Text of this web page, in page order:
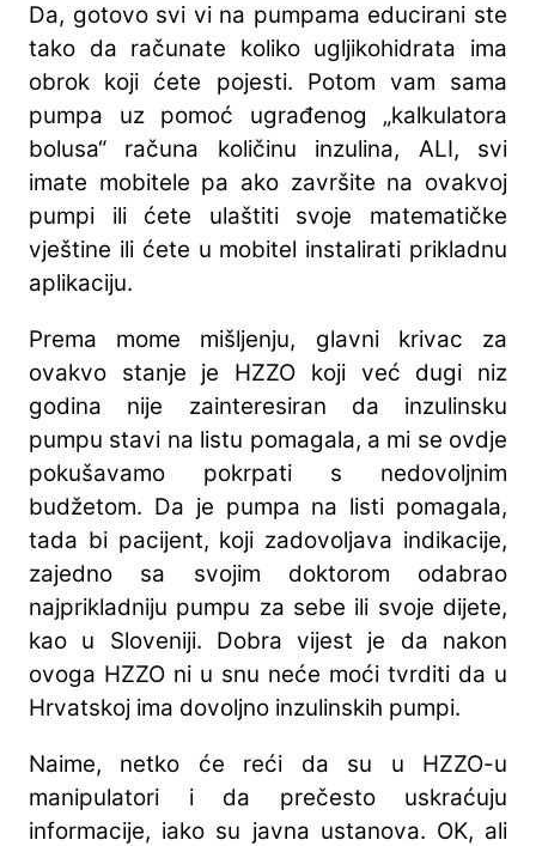
Da, gotovo svi vi na pumpama educirani ste
tako da računate koliko ugljikohidrata ima
obrok koji ćete pojesti. Potom vam sama
pumpa uz pomoć ugrađenog „kalkulatora
bolusa“ računa količinu inzulina, ALI, svi
imate mobitele pa ako završite na ovakvoj
pumpi ili ćete ulaštiti svoje matematičke
vještine ili ćete u mobitel instalirati prikladnu
aplikaciju.
Prema mome mišljenju, glavni krivac za
ovakvo stanje je HZZO koji već dugi niz
godina nije zainteresiran da inzulinsku
pumpu stavi na listu pomagala, a mi se ovdje
pokušavamo pokrpati s nedovoljnim
budžetom. Da je pumpa na listi pomagala,
tada bi pacijent, koji zadovoljava indikacije,
zajedno sa svojim doktorom odabrao
najprikladniju pumpu za sebe ili svoje dijete,
kao u Sloveniji. Dobra vijest je da nakon
ovoga HZZO ni u snu neće moći tvrditi da u
Hrvatskoj ima dovoljno inzulinskih pumpi.
Naime, netko će reći da su u HZZO-u
manipulatori i da prečesto uskraćuju
informacije, iako su javna ustanova. OK, ali